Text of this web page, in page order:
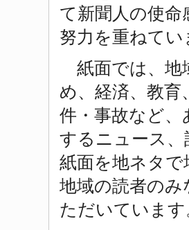
て新聞人の使命
努力を重ねてい
紙面では、地
め、経済、教育
件・事故など
するニュース
紙面を地ネタ
地域の読者の
ただいています